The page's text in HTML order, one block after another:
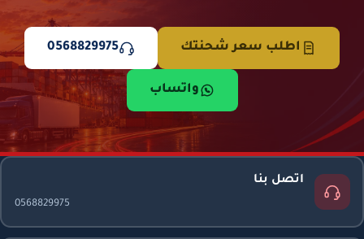
اطلب سعر شحنتك 0568829975
واتساب
اتصل بنا
0568829975